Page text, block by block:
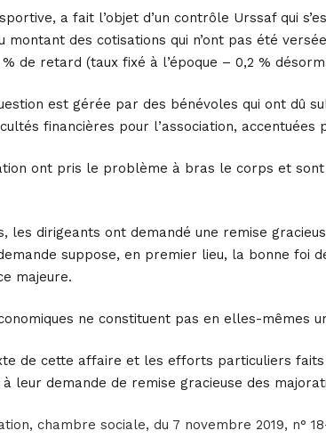
a fait l’objet d’un contrôle Urssaf qui
montant des cotisations qui n’ont pas été
de retard (taux fixé à l’époque – 0,2 %
est gérée par des bénévoles qui ont dû
financières pour l’association,
ont pris le problème à bras le corps et
les dirigeants ont demandé une remise
suppose, en premier lieu, la bonne foi
majeure.
ne constituent pas en elles-mêmes
de cette affaire et les efforts particuliers
leur demande de remise gracieuse des
chambre sociale, du 7 novembre 2019, n°